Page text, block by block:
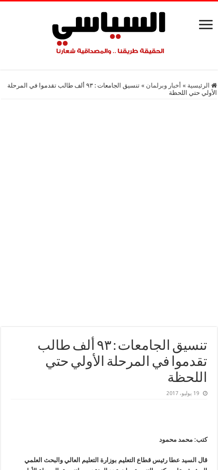
الرئيسية » أخبار وبرلمان »
تنسيق الجامعات : ٩٣ ألف طالب تقدموا في المرحلة
الأولي حتي اللحظة
تنسيق الجامعات : ٩٣ ألف طالب
تقدموا في المرحلة الأولي حتي
اللحظة
19 يوليو، 2017
كتب: محمد محمود
قال السيد عطا رئيس قطاع التعليم بوزارة التعليم العالي والبحث العلمي